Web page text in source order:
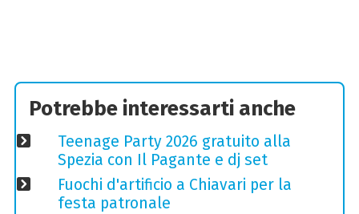
Potrebbe interessarti anche
Teenage Party 2026 gratuito alla
Spezia con Il Pagante e dj set
Fuochi d'artificio a Chiavari per la
festa patronale